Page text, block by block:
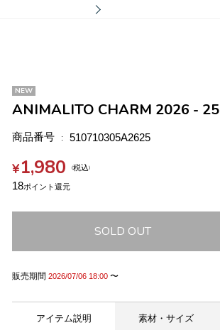
NEW
ANIMALITO CHARM 2026 - 25
商品番号 510710305A2625
¥1,980 税込
18
SOLD OUT
販売期間 2026/07/06 18:00 〜
アイテム説明 素材・サイズ